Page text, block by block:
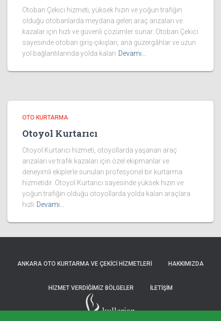
Otoban Çekici hizmeti, yüksek hızın ve yoğun trafiğin
olduğu otobanlarda meydana gelen araç arızaları ve
kazalar için hızlı ve güvenli çözümler sunar. Otoban Çekici
sayesinde otoban giriş-çıkışları, ana güzergâhlar ve uzun
yol bağlantılarında yolda kalan Devamı…
OTO KURTARMA
Otoyol Kurtarıcı
Otoyol Kurtarıcı hizmeti, otoyollarda yaşanan araç
arızaları ve trafik kazaları için özel ekipmanlar ve
deneyimli ekiplerle sunulan profesyonel bir kurtarma
hizmetidir. Otoyol Kurtarıcı sayesinde yüksek hızın ve
yoğun trafiğin olduğu otoyollarda yolda kalan araçlara
hızlı Devamı…
ANKARA OTO KURTARMA VE ÇEKICI HIZMETLERI HAKKIMIZDA
HIZMET VERDIĞIMIZ BÖLGELER İLETIŞIM